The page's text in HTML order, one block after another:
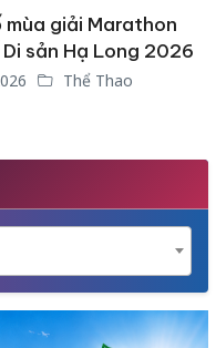
mùa giải Marathon
sản Hạ Long 2026
Thể Thao